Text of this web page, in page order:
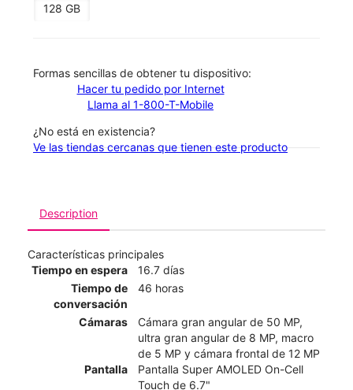
128 GB
​​​​​​​Formas sencillas de obtener tu dispositivo:
Hacer tu pedido por Internet
Llama al 1-800-T-Mobile
¿No está en existencia?
Ve las tiendas cercanas que tienen este producto
Description
Características principales
Tiempo en espera
16.7 días
Tiempo de
conversación
46 horas
Cámaras
Cámara gran angular de 50 MP,
ultra gran angular de 8 MP, macro
de 5 MP y cámara frontal de 12 MP
Pantalla
Pantalla Super AMOLED On-Cell
Touch de 6.7"